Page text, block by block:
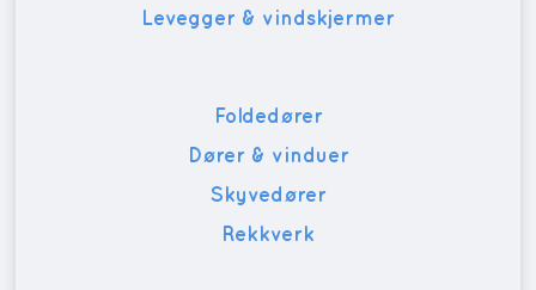
Levegger & vindskjermer
Foldedører
Dører & vinduer
Skyvedører
Rekkverk